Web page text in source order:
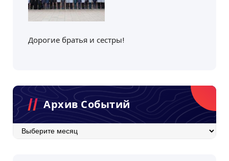
Дорогие братья и сестры!
Архив Событий
Архив